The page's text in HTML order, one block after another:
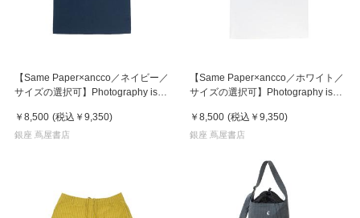
【Same Paper×ancco／ネイビー／
サイズの選択可】Photography is
￥8,500 (税込 ￥9,350)
銀座 蔦屋書店
【Same Paper×ancco／ホワイト／
サイズの選択可】Photography is
￥8,500 (税込 ￥9,350)
銀座 蔦屋書店